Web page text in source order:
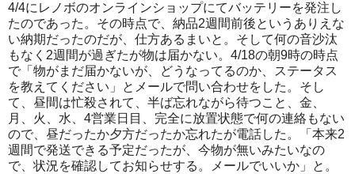
4/4にレノボのオンラインショップにてバッテリーを発注し
たのであった。その時点で、納品2週間前後というありえな
い納期だったのだが、仕方あるまいと。そして何の音沙汰
もなく2週間が過ぎたが物は届かない。4/18の朝9時の時点
で「物がまだ届かないが、どうなってるのか、ステータス
を教えてください」とメールで問い合わせをした。そし
て、昼間は忙殺されて、半ば忘れながら待つこと、金、
月、火、水、4営業日目、完全に放置状態で何の連絡もない
ので、昼だったか夕方だったか忘れたが電話した。「本来2
週間で発送できる予定だったが、今物が無いみたいなの
で、状況を確認してお知らせする。メールでいいか」と。